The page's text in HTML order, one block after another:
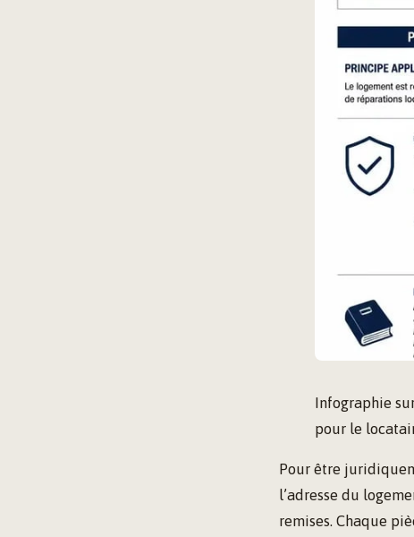
Infographie
pour le
Pour être
l’adresse du
remises. Chaque